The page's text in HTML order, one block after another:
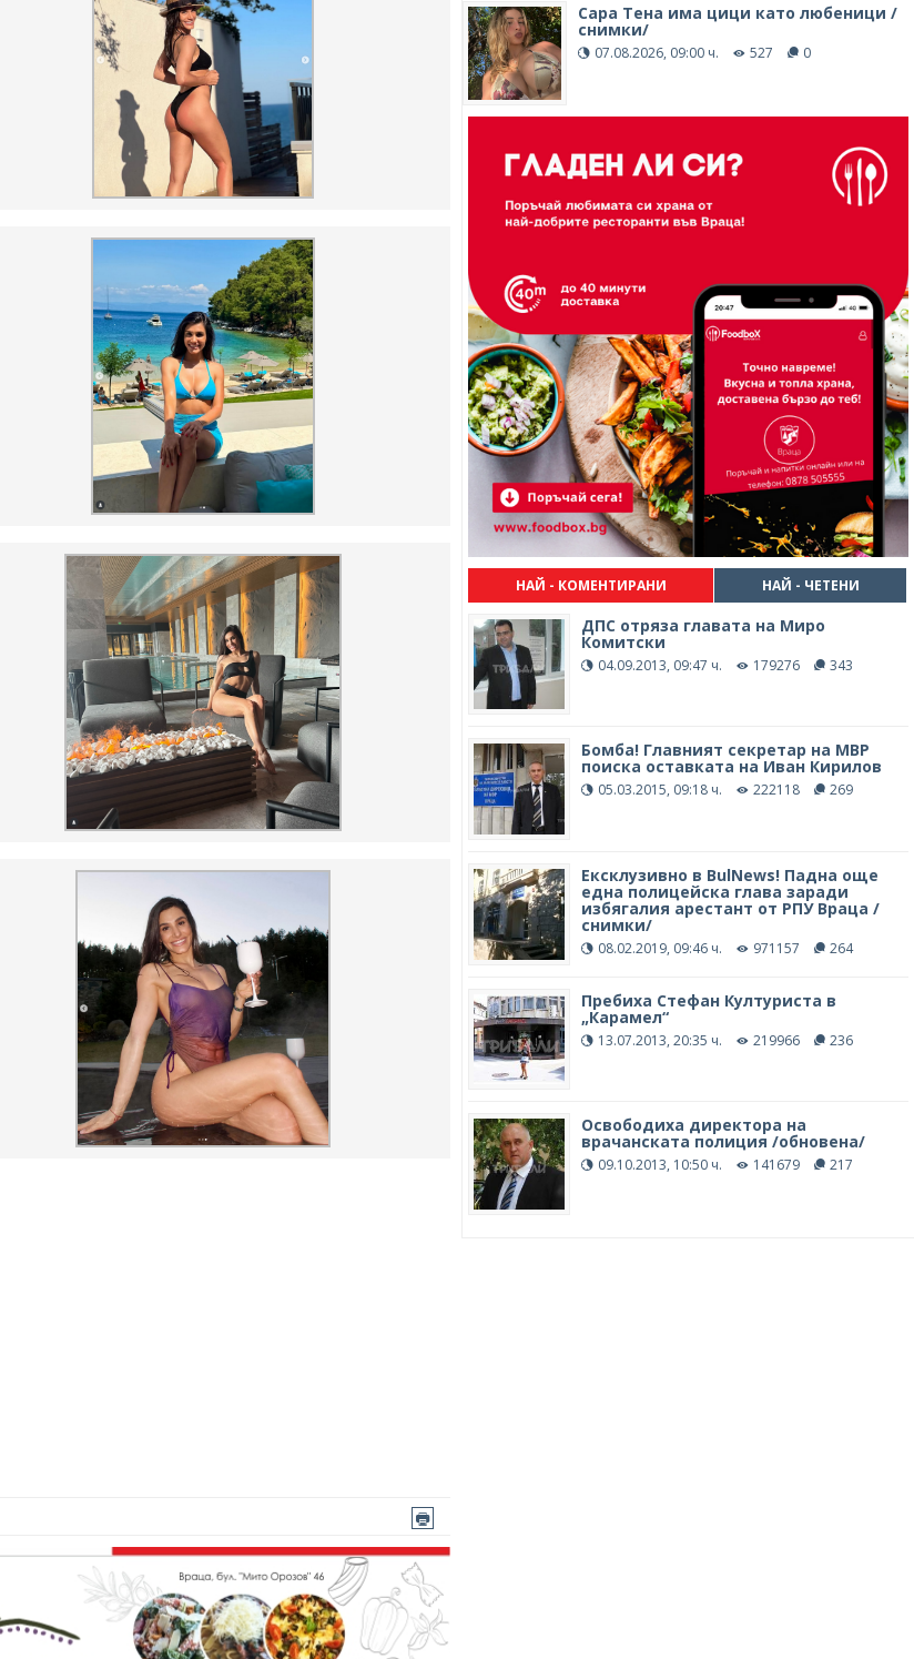
Сара Тена има цици като любеници /
снимки/
07.08.2026, 09:00 ч. 527 0
НАЙ - КОМЕНТИРАНИ НАЙ - ЧЕТЕНИ
ДПС отряза главата на Миро
Комитски
04.09.2013, 09:47 ч. 179276 343
Бомба! Главният секретар на МВР
поиска оставката на Иван Кирилов
05.03.2015, 09:18 ч. 222118 269
Ексклузивно в BulNews! Падна още
една полицейска глава заради
избягалия арестант от РПУ Враца /
снимки/
08.02.2019, 09:46 ч. 971157 264
Пребиха Стефан Културиста в
„Карамел“
13.07.2013, 20:35 ч. 219966 236
Освободиха директора на
врачанската полиция /обновена/
09.10.2013, 10:50 ч. 141679 217